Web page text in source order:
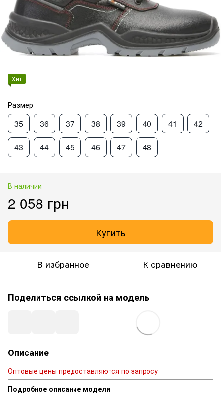
Хит
Размер
35 36 37 38 39 40 41 42
43 44 45 46 47 48
В наличии
2 058 грн
Купить
В избранное К сравнению
Поделиться ссылкой на модель
Описание
Оптовые цены предоставляются по запросу
Подробное описание модели